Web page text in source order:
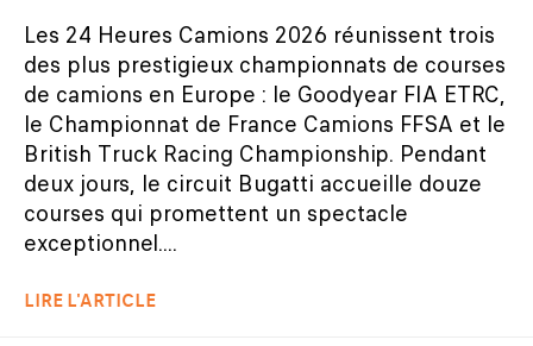
Les 24 Heures Camions 2026 réunissent trois
des plus prestigieux championnats de courses
de camions en Europe : le Goodyear FIA ETRC,
le Championnat de France Camions FFSA et le
British Truck Racing Championship. Pendant
deux jours, le circuit Bugatti accueille douze
courses qui promettent un spectacle
exceptionnel....
LIRE L'ARTICLE